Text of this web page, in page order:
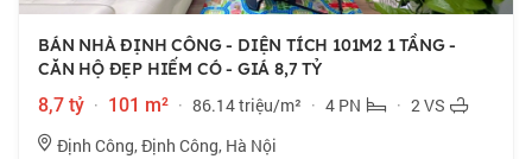
BÁN NHÀ ĐỊNH CÔNG - DIỆN TÍCH 101M2 1 TẦNG -
CĂN HỘ ĐẸP HIẾM CÓ - GIÁ 8,7 TỶ
8,7 tỷ · 101 m² · 86.14 triệu/m² · 4 PN · 2 VS
Định Công, Định Công, Hà Nội